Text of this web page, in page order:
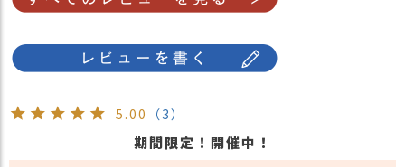
5.00 （3）
期間限定！開催中！